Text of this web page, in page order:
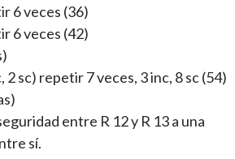
6 veces (36)
6 veces (42)
2 sc) repetir 7 veces, 3 inc, 8 sc (54)
entre R 12 y R 13 a una
sí.